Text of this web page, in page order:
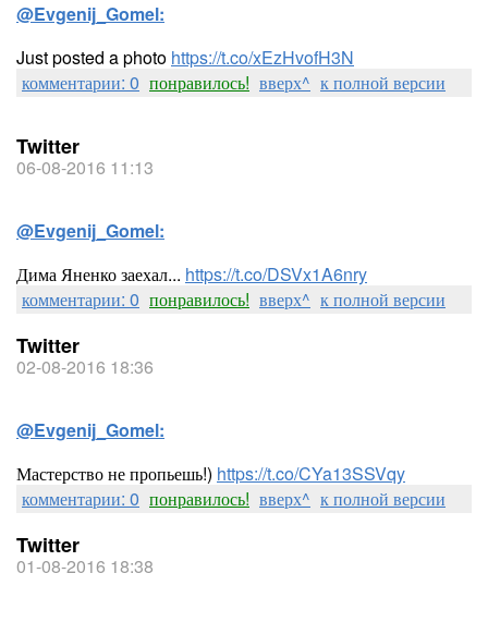
@Evgenij_Gomel:
Just posted a photo https://t.co/xEzHvofH3N
комментарии: 0 понравилось! вверх^ к полной версии
Twitter
06-08-2016 11:13
@Evgenij_Gomel:
Дима Яненко заехал... https://t.co/DSVx1A6nry
комментарии: 0 понравилось! вверх^ к полной версии
Twitter
02-08-2016 18:36
@Evgenij_Gomel:
Мастерство не пропьешь!) https://t.co/CYa13SSVqy
комментарии: 0 понравилось! вверх^ к полной версии
Twitter
01-08-2016 18:38